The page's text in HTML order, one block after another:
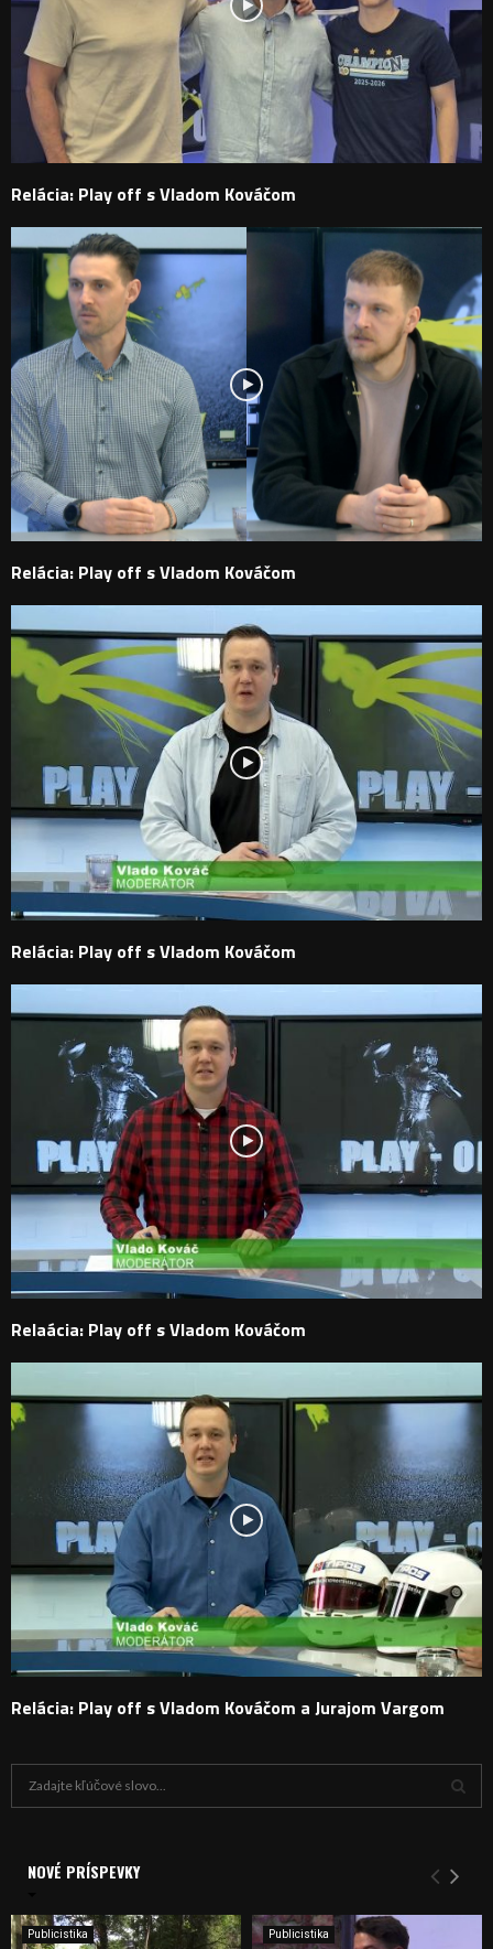
Relácia: Play off s Vladom Kováčom
Relácia: Play off s Vladom Kováčom
Relácia: Play off s Vladom Kováčom
Relaácia: Play off s Vladom Kováčom
Relácia: Play off s Vladom Kováčom a Jurajom Vargom
i
e
Y
H
NOVÉ PRÍSPEVKY
Publicistika Publicistika